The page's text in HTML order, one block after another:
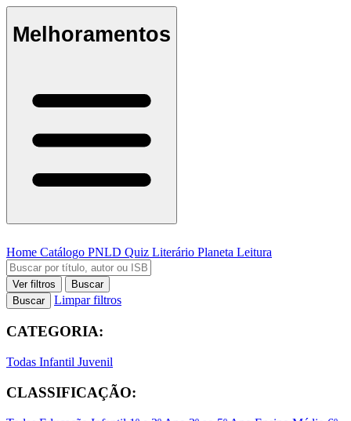
Melhoramentos
Home Catálogo PNLD Quiz Literário Planeta Leitura
Ver filtros
Buscar
Buscar
Limpar filtros
CATEGORIA:
Todas Infantil Juvenil
CLASSIFICAÇÃO: